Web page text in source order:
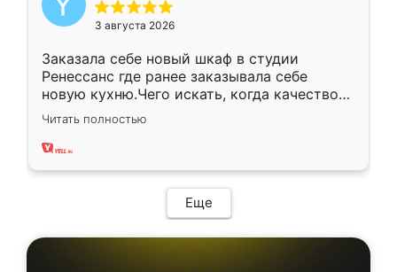
3 августа 2026
Заказала себе новый шкаф в студии
Ренессанс где ранее заказывала себе
новую кухню.Чего искать, когда качеством
вполне довольна. Служит кухня уже почти
два года, нареканий нет.
Читать полностью
Еще